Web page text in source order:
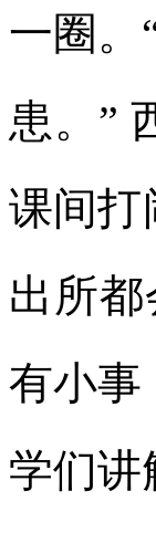
一圈。
患。”
课间打
出所
有小事
学们讲